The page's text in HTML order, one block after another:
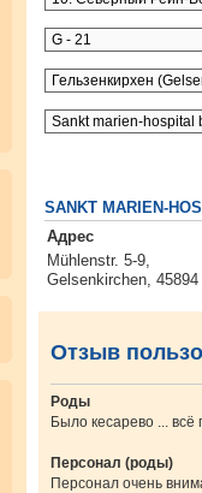
SANKT MARIEN-
Адрес
Mühlenstr. 5-9,
Gelsenkirchen, 45894
Отзыв
Роды
Было кесарево ...
Персонал (роды)
Персонал очень